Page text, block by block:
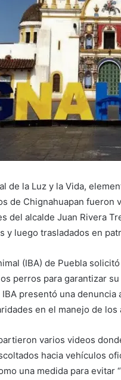
de la Luz y la Vida,
de Chignahuapan
del alcalde Juan Rivera
y luego trasladados en
(IBA) de Puebla
perros para garantizar
presentó una denuncia
en el manejo de los
varios videos
hacia vehículos
una medida para evitar